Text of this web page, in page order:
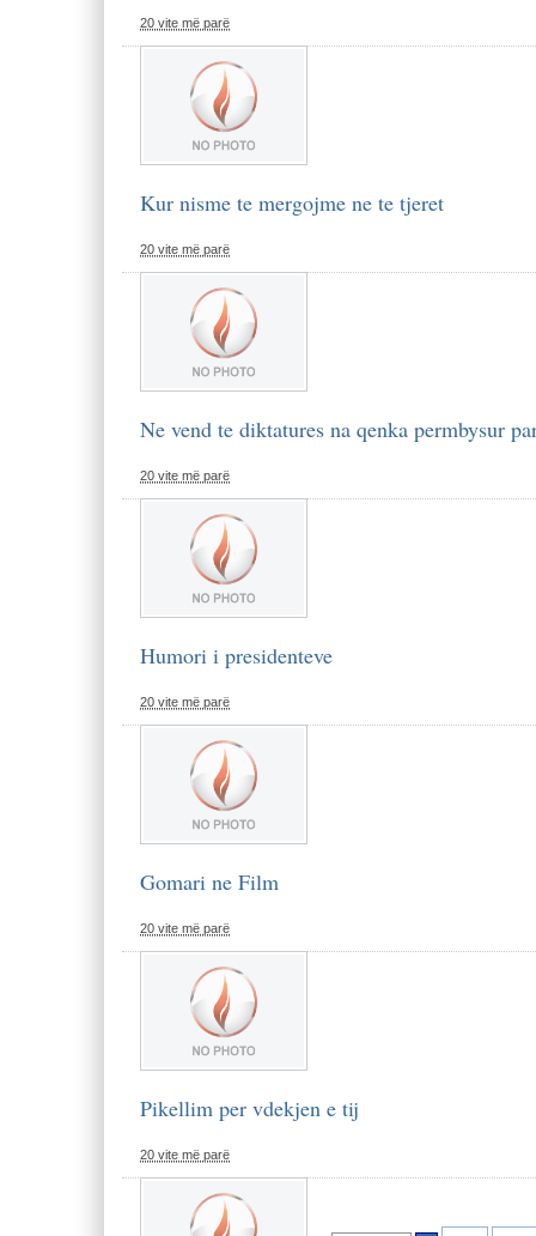
20 vite më parë
Kur nisme te mergojme ne te tjeret
20 vite më parë
Ne vend te diktatures na qenka permbysur
20 vite më parë
Humori i presidenteve
20 vite më parë
Gomari ne Film
20 vite më parë
Pikellim per vdekjen e tij
20 vite më parë